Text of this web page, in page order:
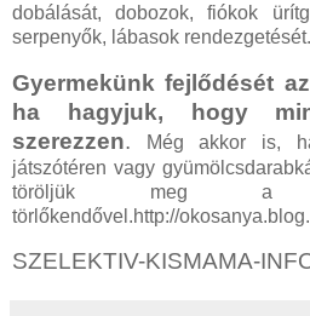
dobálását, dobozok, fiókok
serpenyők, lábasok rendezgetését.
Gyermekünk fejlődését
ha hagyjuk, hogy
szerezzen. Még akkor is,
játszótéren vagy
töröljük meg a
törlőkendővel.http://
SZELEKTIV-KISMAMA-